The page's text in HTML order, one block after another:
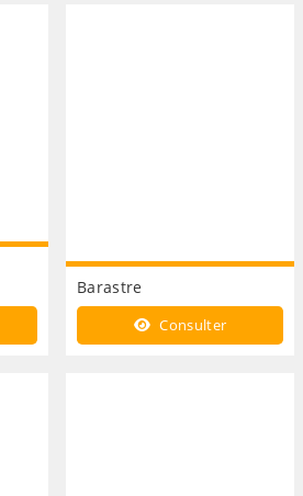
Barastre
Consulter